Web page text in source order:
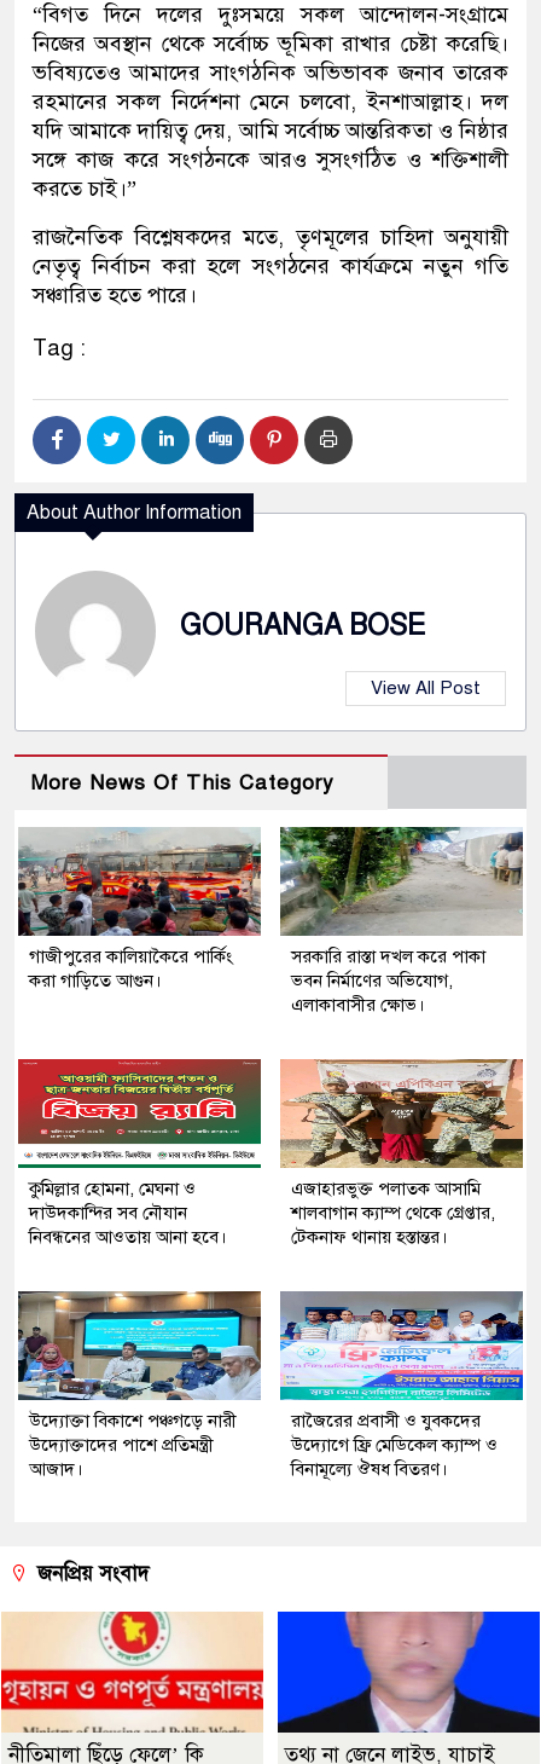
“বিগত দিনে দলের দুঃসময়ে সকল আন্দোলন-সংগ্রামে
নিজের অবস্থান থেকে সর্বোচ্চ ভূমিকা রাখার চেষ্টা করেছি।
ভবিষ্যতেও আমাদের সাংগঠনিক অভিভাবক জনাব তারেক
রহমানের সকল নির্দেশনা মেনে চলবো, ইনশাআল্লাহ। দল
যদি আমাকে দায়িত্ব দেয়, আমি সর্বোচ্চ আন্তরিকতা ও নিষ্ঠার
সঙ্গে কাজ করে সংগঠনকে আরও সুসংগঠিত ও শক্তিশালী
করতে চাই।”
রাজনৈতিক বিশ্লেষকদের মতে, তৃণমূলের চাহিদা অনুযায়ী
নেতৃত্ব নির্বাচন করা হলে সংগঠনের কার্যক্রমে নতুন গতি
সঞ্চারিত হতে পারে।
Tag :
About Author Information
GOURANGA BOSE
View All Post
More News Of This Category
গাজীপুরের কালিয়াকৈরে পার্কিং
করা গাড়িতে আগুন।
সরকারি রাস্তা দখল করে পাকা
ভবন নির্মাণের অভিযোগ,
এলাকাবাসীর ক্ষোভ।
কুমিল্লার হোমনা, মেঘনা ও
দাউদকান্দির সব নৌযান
নিবন্ধনের আওতায় আনা হবে।
এজাহারভুক্ত পলাতক আসামি
শালবাগান ক্যাম্প থেকে গ্রেপ্তার,
টেকনাফ থানায় হস্তান্তর।
উদ্যোক্তা বিকাশে পঞ্চগড়ে নারী
উদ্যোক্তাদের পাশে প্রতিমন্ত্রী
আজাদ।
রাজৈরের‌ প্রবাসী ও যুবকদের
উদ্যোগে ফ্রি মেডিকেল ক্যাম্প ও
বিনামূল্যে ঔষধ বিতরণ।
জনপ্রিয় সংবাদ
নীতিমালা ছিঁড়ে ফেলে’ কি তথ্য না জেনে লাইভ, যাচাই